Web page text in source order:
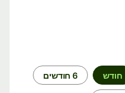
6 חודשים